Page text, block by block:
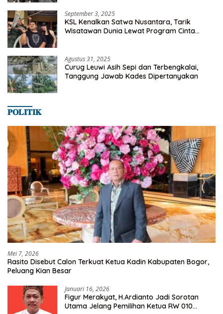
September 3, 2025
KSL Kenalkan Satwa Nusantara, Tarik
Wisatawan Dunia Lewat Program Cinta
Agustus 31, 2025
Curug Leuwi Asih Sepi dan Terbengkalai,
Tanggung Jawab Kades Dipertanyakan
𝐏𝐎𝐋𝐈𝐓𝐈𝐊
Mei 7, 2026
Rasito Disebut Calon Terkuat Ketua Kadin Kabupaten Bogor,
Peluang Kian Besar
Januari 16, 2026
Figur Merakyat, H.Ardianto Jadi Sorotan
Utama Jelang Pemilihan Ketua RW 010